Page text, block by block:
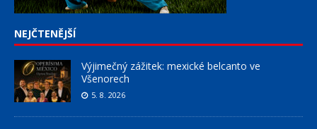
NEJČTENĚJŠÍ
Výjimečný zážitek: mexické belcanto ve
Všenorech
5. 8. 2026